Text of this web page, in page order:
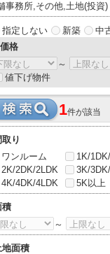
事務所,その他,土地(投資)
指定しない 新築
中
格
～
値下げ物件
1件が該当
取り
ワンルーム
1K/
2K/2DK/2LDK
3K/
4K/4DK/4LDK
5K以上
積
～
地面積